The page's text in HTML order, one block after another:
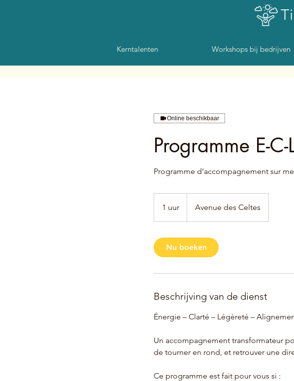
Kerntalenten Workshops bij bedrijven
Online beschikbaar
Programme E-C-
Programme d’accompagnement sur
1 uur
u
Avenue des Celtes
Nu boeken
Beschrijving van de dienst
Énergie – Clarté – Légèreté –
Un accompagnement transformateur
de tourner en rond, et retrouver une
Ce programme est fait pour vous si :